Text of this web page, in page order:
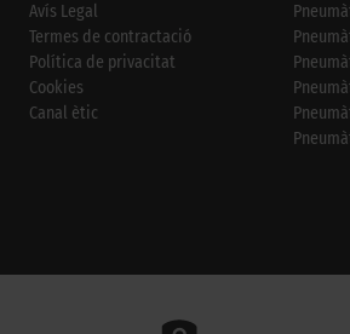
Avís Legal
Termes de contractació
Política de privacitat
Cookies
Canal ètic